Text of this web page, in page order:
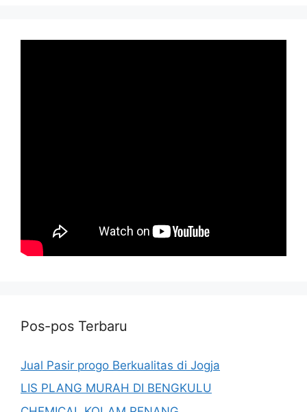
Pos-pos Terbaru
Jual Pasir progo Berkualitas di Jogja
LIS PLANG MURAH DI BENGKULU